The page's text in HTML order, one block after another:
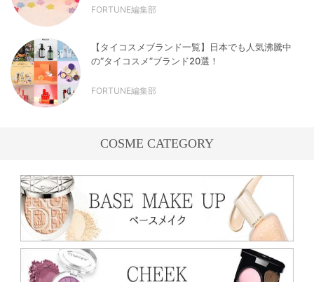
FORTUNE編集部
【タイコスメブランド一覧】日本でも人気沸騰中
の“タイコスメ”ブランド20選！
FORTUNE編集部
COSME CATEGORY